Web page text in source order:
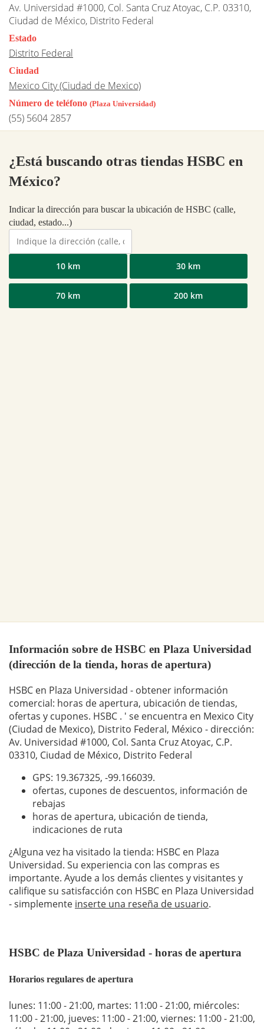
Av. Universidad #1000, Col. Santa Cruz Atoyac, C.P. 03310,
Ciudad de México, Distrito Federal
Estado
Distrito Federal
Ciudad
Mexico City (Ciudad de Mexico)
Número de teléfono (Plaza Universidad)
(55) 5604 2857
¿Está buscando otras tiendas HSBC en
México?
Indicar la dirección para buscar la ubicación de HSBC (calle,
ciudad, estado...)
10 km 30 km
70 km 200 km
Información sobre de HSBC en Plaza Universidad
(dirección de la tienda, horas de apertura)
HSBC en Plaza Universidad - obtener información
comercial: horas de apertura, ubicación de tiendas,
ofertas y cupones. HSBC . ' se encuentra en Mexico City
(Ciudad de Mexico), Distrito Federal, México - dirección:
Av. Universidad #1000, Col. Santa Cruz Atoyac, C.P.
03310, Ciudad de México, Distrito Federal
GPS: 19.367325, -99.166039.
ofertas, cupones de descuentos, información de
rebajas
horas de apertura, ubicación de tienda,
indicaciones de ruta
¿Alguna vez ha visitado la tienda: HSBC en Plaza
Universidad. Su experiencia con las compras es
importante. Ayude a los demás clientes y visitantes y
califique su satisfacción con HSBC en Plaza Universidad
- simplemente inserte una reseña de usuario.
HSBC de Plaza Universidad - horas de apertura
Horarios regulares de apertura
lunes: 11:00 - 21:00, martes: 11:00 - 21:00, miércoles:
11:00 - 21:00, jueves: 11:00 - 21:00, viernes: 11:00 - 21:00,